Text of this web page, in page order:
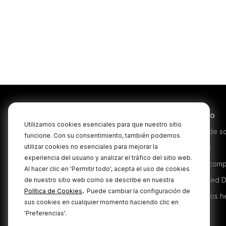
Utilizamos cookies esenciales para que nuestro sitio
funcione. Con su consentimiento, también podemos
utilizar cookies no esenciales para mejorar la
experiencia del usuario y analizar el tráfico del sitio web.
Al hacer clic en 'Permitir todo', acepta el uso de cookies
de nuestro sitio web como se describe en nuestra
Política de Cookies. Puede cambiar la configuración de
sus cookies en cualquier momento haciendo clic en
'Preferencias'.
with the RØDE
using directionality to
exactly what you're
Microphones
Headphones
Interfaces and Mixers
Accessories
Kits
Apparel
Servicio
Centro de
Garantía
Dónde
Authorised
Productos